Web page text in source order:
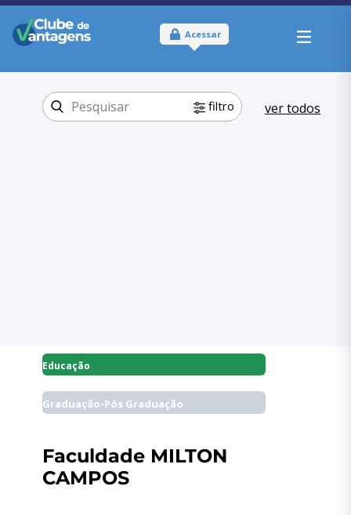
Acessar
filtro ver todos
Educação
Graduação-Pós Graduação
Faculdade MILTON
CAMPOS